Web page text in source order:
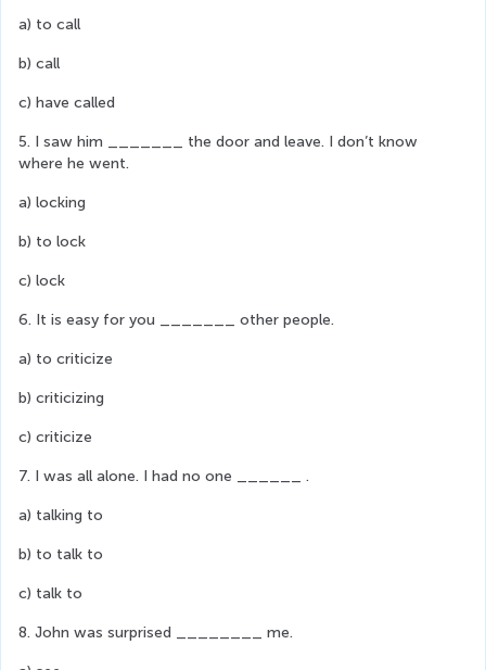
a) to call
b) call
c) have called
5. I saw him _______ the door and leave. I don’t know
where he went.
a) locking
b) to lock
c) lock
6. It is easy for you _______ other people.
a) to criticize
b) criticizing
c) criticize
7. I was all alone. I had no one ______ .
a) talking to
b) to talk to
c) talk to
8. John was surprised ________ me.